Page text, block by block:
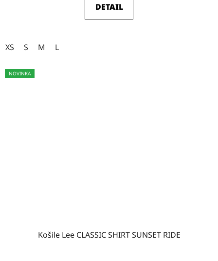
DETAIL
XS S M L
NOVINKA
Košile Lee CLASSIC SHIRT SUNSET RIDE